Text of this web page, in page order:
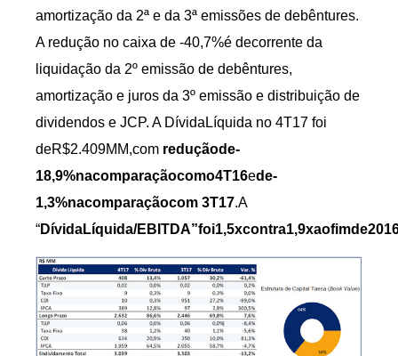
amortização da 2ª e da 3ª emissões de debêntures.
A redução no caixa de -40,7%é decorrente da
liquidação da 2º emissão de debêntures,
amortização e juros da 3º emissão e distribuição de
dividendos e JCP. A DívidaLíquida no 4T17 foi
deR$2.409MM,com reduçãode-
18,9%nacomparaçãocomo4T16ede-
1,3%nacomparaçãocom 3T17.A
“DívidaLíquida/